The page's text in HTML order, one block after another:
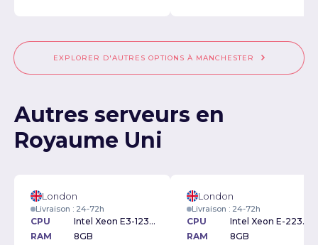
EXPLORER D'AUTRES OPTIONS À MANCHESTER
Autres serveurs en
Royaume Uni
London
Livraison : 24-72h
CPU
Intel Xeon E3-1230v2 3.30GHz
RAM
8GB
London
Livraison : 24-72h
CPU
Intel Xeon E-2234 3.6GHz
RAM
8GB